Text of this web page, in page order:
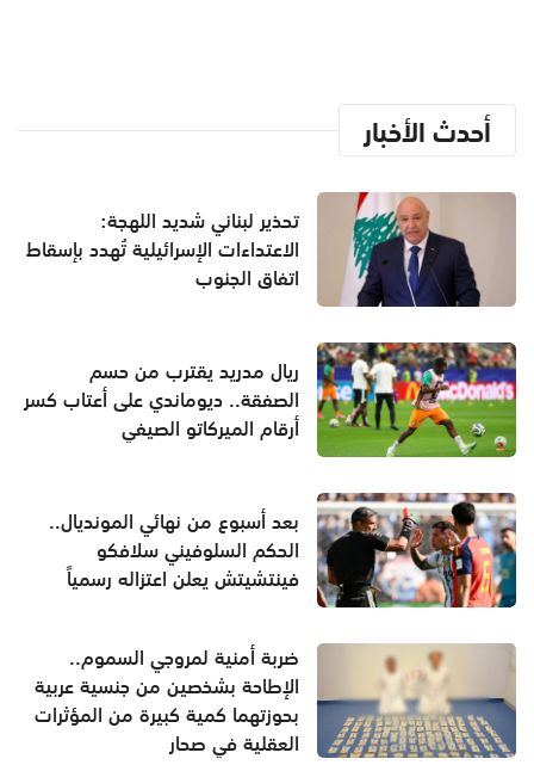
أحدث الأخبار
تحذير لبناني شديد اللهجة:
الاعتداءات الإسرائيلية تُهدد بإسقاط
اتفاق الجنوب
ريال مدريد يقترب من حسم
الصفقة.. ديوماندي على أعتاب كسر
أرقام الميركاتو الصيفي
بعد أسبوع من نهائي المونديال..
الحكم السلوفيني سلافكو
فينتشيتش يعلن اعتزاله رسمياً
ضربة أمنية لمروجي السموم..
الإطاحة بشخصين من جنسية عربية
بحوزتهما كمية كبيرة من المؤثرات
العقلية في صحار